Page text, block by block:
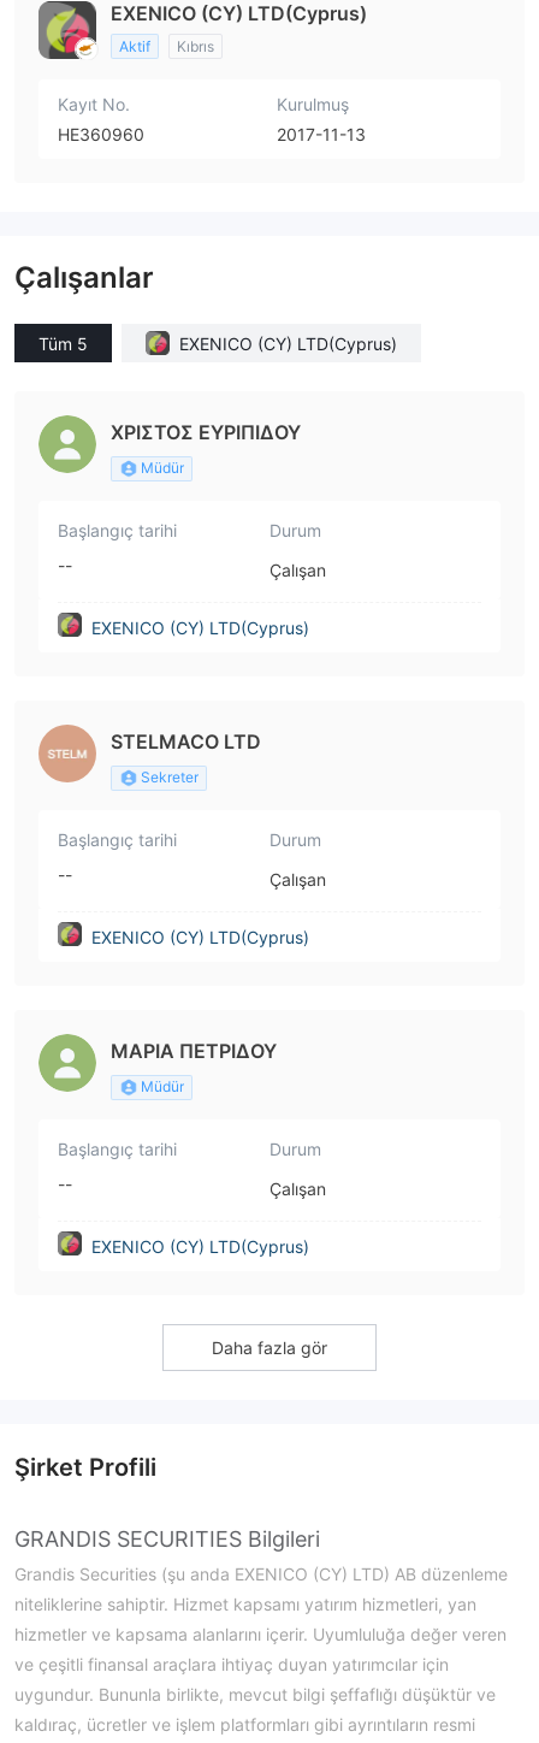
EXENICO (CY) LTD(Cyprus)
Aktif Kıbrıs
Kayıt No.
HE360960
Kurulmuş
2017-11-13
Çalışanlar
Tüm 5 EXENICO (CY) LTD(Cyprus)
ΧΡΙΣΤΟΣ ΕΥΡΙΠΙΔΟΥ
Müdür
Başlangıç tarihi
--
Durum
Çalışan
EXENICO (CY) LTD(Cyprus)
STELMACO LTD
Sekreter
Başlangıç tarihi
--
Durum
Çalışan
EXENICO (CY) LTD(Cyprus)
ΜΑΡΙΑ ΠΕΤΡΙΔΟΥ
Müdür
Başlangıç tarihi
--
Durum
Çalışan
EXENICO (CY) LTD(Cyprus)
Daha fazla gör
Şirket Profili
GRANDIS SECURITIES Bilgileri
Grandis Securities (şu anda EXENICO (CY) LTD) AB düzenleme
niteliklerine sahiptir. Hizmet kapsamı yatırım hizmetleri, yan
hizmetler ve kapsama alanlarını içerir. Uyumluluğa değer veren
ve çeşitli finansal araçlara ihtiyaç duyan yatırımcılar için
uygundur. Bununla birlikte, mevcut bilgi şeffaflığı düşüktür ve
kaldıraç, ücretler ve işlem platformları gibi ayrıntıların resmi